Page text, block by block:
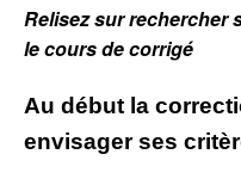
Relisez sur rechercher
le cours de corrigé
Au début la
envisager ses